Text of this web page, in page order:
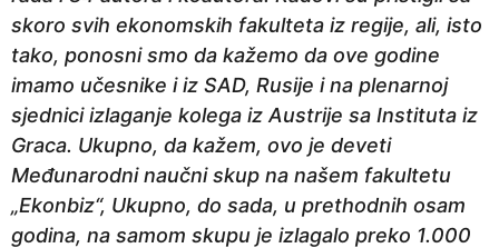
skoro svih ekonomskih fakulteta iz regije, ali, isto
tako, ponosni smo da kažemo da ove godine
imamo učesnike i iz SAD, Rusije i na plenarnoj
sjednici izlaganje kolega iz Austrije sa Instituta iz
Graca. Ukupno, da kažem, ovo je deveti
Međunarodni naučni skup na našem fakultetu
„Ekonbiz“, Ukupno, do sada, u prethodnih osam
godina, na samom skupu je izlagalo preko 1.000